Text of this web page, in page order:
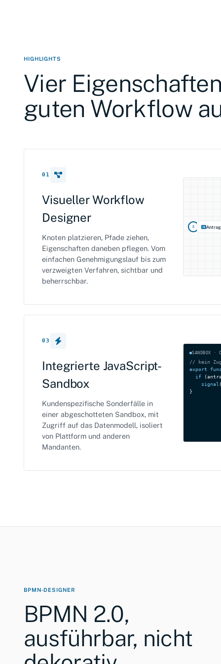
HIGHLIGHTS
Vier
guten Workflow
01
Visueller Workflow
Designer
Knoten platzieren, Pfade ziehen,
Eigenschaften daneben pflegen. Vom
einfachen Genehmigungslauf bis zum
verzweigten Verfahren, sichtbar und
beherrschbar.
S Antrag
03
Integrierte JavaScript-
Sandbox
Kundenspezifische Sonderfälle in
einer abgeschotteten Sandbox, mit
Zugriff auf das Datenmodell, isoliert
von Plattform und anderen
Mandanten.
SANDBOX ·
// kein
export
if
signal (
}
BPMN-DESIGNER
BPMN 2.0,
ausführbar, nicht